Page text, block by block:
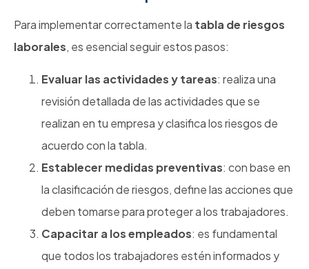
Para implementar correctamente la tabla de riesgos
laborales, es esencial seguir estos pasos:
Evaluar las actividades y tareas: realiza una
revisión detallada de las actividades que se
realizan en tu empresa y clasifica los riesgos de
acuerdo con la tabla.
Establecer medidas preventivas: con base en
la clasificación de riesgos, define las acciones que
deben tomarse para proteger a los trabajadores.
Capacitar a los empleados: es fundamental
que todos los trabajadores estén informados y